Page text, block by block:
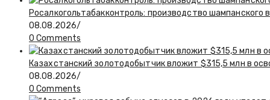
Росалкогольтабакконтроль: производство шампанского
08.08.2026/
0 Comments
Казахстанский золотодобытчик вложит $315,5 млн в
08.08.2026/
0 Comments